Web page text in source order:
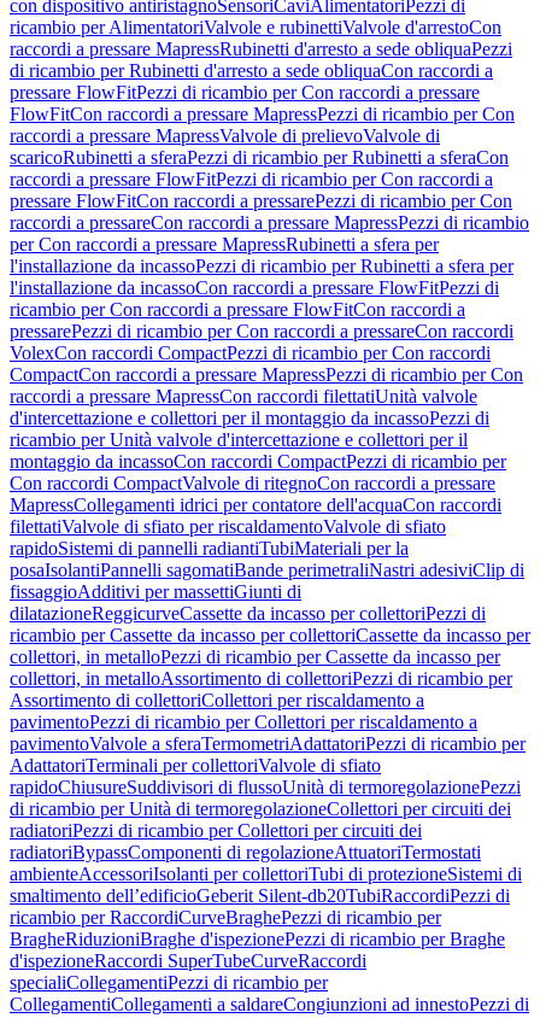
con dispositivo antiristagnoSensoriCaviAlimentatori Pezzi di
ricambio per AlimentatoriValvole e rubinettiValvole d'arrestoCon
raccordi a pressare MapressRubinetti d'arresto a sede obliquaPezzi
di ricambio per Rubinetti d'arresto a sede obliquaCon raccordi a
pressare FlowFitPezzi di ricambio per Con raccordi a pressare
FlowFitCon raccordi a pressare MapressPezzi di ricambio per Con
raccordi a pressare MapressValvole di prelievoValvole di
scaricoRubinetti a sferaPezzi di ricambio per Rubinetti a sferaCon
raccordi a pressare FlowFitPezzi di ricambio per Con raccordi a
pressare FlowFitCon raccordi a pressarePezzi di ricambio per Con
raccordi a pressareCon raccordi a pressare MapressPezzi di ricambio
per Con raccordi a pressare MapressRubinetti a sfera per
l'installazione da incassoPezzi di ricambio per Rubinetti a sfera per
l'installazione da incassoCon raccordi a pressare FlowFitPezzi di
ricambio per Con raccordi a pressare FlowFitCon raccordi a
pressarePezzi di ricambio per Con raccordi a pressareCon raccordi
VolexCon raccordi CompactPezzi di ricambio per Con raccordi
CompactCon raccordi a pressare MapressPezzi di ricambio per Con
raccordi a pressare MapressCon raccordi filettatiUnità valvole
d'intercettazione e collettori per il montaggio da incassoPezzi di
ricambio per Unità valvole d'intercettazione e collettori per il
montaggio da incassoCon raccordi CompactPezzi di ricambio per
Con raccordi CompactValvole di ritegnoCon raccordi a pressare
MapressCollegamenti idrici per contatore dell'acquaCon raccordi
filettatiValvole di sfiato per riscaldamentoValvole di sfiato
rapidoSistemi di pannelli radiantiTubiMateriali per la
posaIsolantiPannelli sagomatiBande perimetraliNastri adesiviClip di
fissaggioAdditivi per massettiGiunti di
dilatazioneReggicurveCassette da incasso per collettoriPezzi di
ricambio per Cassette da incasso per collettoriCassette da incasso per
collettori, in metalloPezzi di ricambio per Cassette da incasso per
collettori, in metalloAssortimento di collettoriPezzi di ricambio per
Assortimento di collettoriCollettori per riscaldamento a
pavimentoPezzi di ricambio per Collettori per riscaldamento a
pavimentoValvole a sferaTermometriAdattatoriPezzi di ricambio per
AdattatoriTerminali per collettoriValvole di sfiato
rapidoChiusureSuddivisori di flussoUnità di termoregolazionePezzi
di ricambio per Unità di termoregolazioneCollettori per circuiti dei
radiatoriPezzi di ricambio per Collettori per circuiti dei
radiatoriBypassComponenti di regolazioneAttuatoriTermostati
ambienteAccessoriIsolanti per collettoriTubi di protezioneSistemi di
smaltimento dell’edificioGeberit Silent-db20TubiRaccordiPezzi di
ricambio per RaccordiCurveBraghePezzi di ricambio per
BragheRiduzioniBraghe d'ispezionePezzi di ricambio per Braghe
d'ispezioneRaccordi SuperTubeCurveRaccordi
specialiCollegamentiPezzi di ricambio per
CollegamentiCollegamenti a saldareCongiunzioni ad innestoPezzi di